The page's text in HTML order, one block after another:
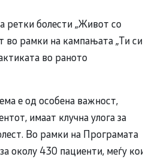
ретки болести „Живот со
во рамки на кампањата „Ти си
во раното
е од особена важност,
имаат клучна улога за
Во рамки на Програмата
околу 430 пациенти, меѓу